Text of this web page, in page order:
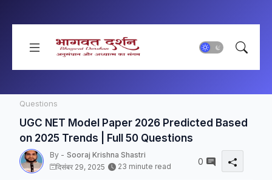
Questions
UGC NET Model Paper 2026 Predicted Based
on 2025 Trends | Full 50 Questions
By - Sooraj Krishna Shastri
दिसंबर 29, 2025
23 minute read 0